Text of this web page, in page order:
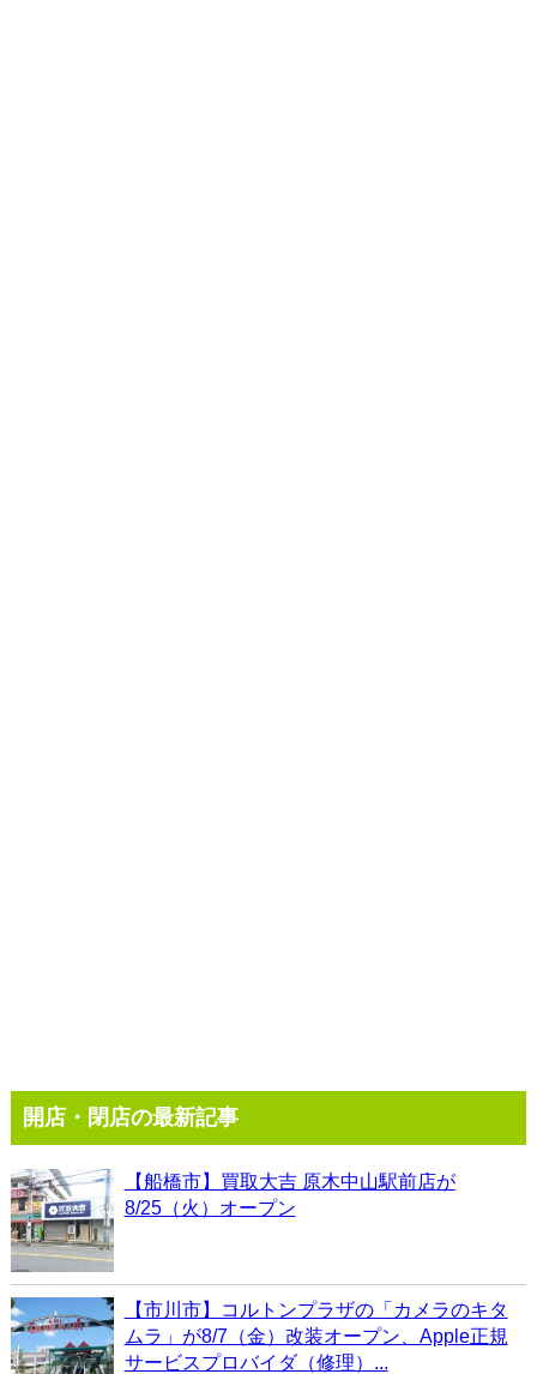
開店・閉店の最新記事
【船橋市】買取大吉 原木中山駅前店が
8/25（火）オープン
【市川市】コルトンプラザの「カメラのキタ
ムラ」が8/7（金）改装オープン、Apple正規
サービスプロバイダ（修理）...